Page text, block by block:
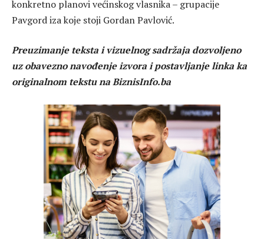
konkretno planovi većinskog vlasnika – grupacije
Pavgord iza koje stoji Gordan Pavlović.
Preuzimanje teksta i vizuelnog sadržaja dozvoljeno
uz obavezno navođenje izvora i postavljanje linka ka
originalnom tekstu na BiznisInfo.ba